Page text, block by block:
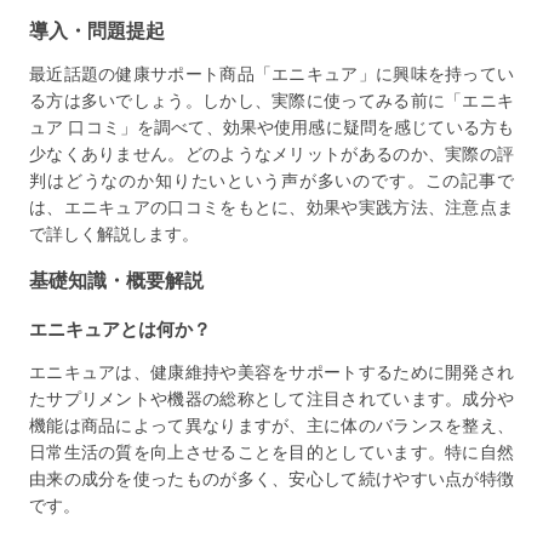
導入・問題提起
最近話題の健康サポート商品「エニキュア」に興味を持ってい
る方は多いでしょう。しかし、実際に使ってみる前に「エニキ
ュア 口コミ」を調べて、効果や使用感に疑問を感じている方も
少なくありません。どのようなメリットがあるのか、実際の評
判はどうなのか知りたいという声が多いのです。この記事で
は、エニキュアの口コミをもとに、効果や実践方法、注意点ま
で詳しく解説します。
基礎知識・概要解説
エニキュアとは何か？
エニキュアは、健康維持や美容をサポートするために開発され
たサプリメントや機器の総称として注目されています。成分や
機能は商品によって異なりますが、主に体のバランスを整え、
日常生活の質を向上させることを目的としています。特に自然
由来の成分を使ったものが多く、安心して続けやすい点が特徴
です。